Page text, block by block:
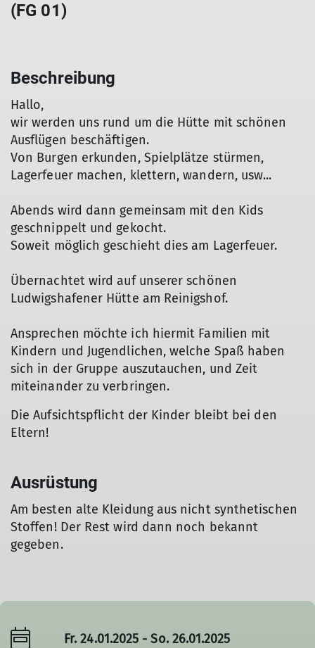
(FG 01)
Beschreibung
Hallo,
wir werden uns rund um die Hütte mit schönen
Ausflügen beschäftigen.
Von Burgen erkunden, Spielplätze stürmen,
Lagerfeuer machen, klettern, wandern, usw...
Abends wird dann gemeinsam mit den Kids
geschnippelt und gekocht.
Soweit möglich geschieht dies am Lagerfeuer.
Übernachtet wird auf unserer schönen
Ludwigshafener Hütte am Reinigshof.
Ansprechen möchte ich hiermit Familien mit
Kindern und Jugendlichen, welche Spaß haben
sich in der Gruppe auszutauchen, und Zeit
miteinander zu verbringen.
Die Aufsichtspflicht der Kinder bleibt bei den
Eltern!
Ausrüstung
Am besten alte Kleidung aus nicht synthetischen
Stoffen! Der Rest wird dann noch bekannt
gegeben.
Fr. 24.01.2025 - So. 26.01.2025